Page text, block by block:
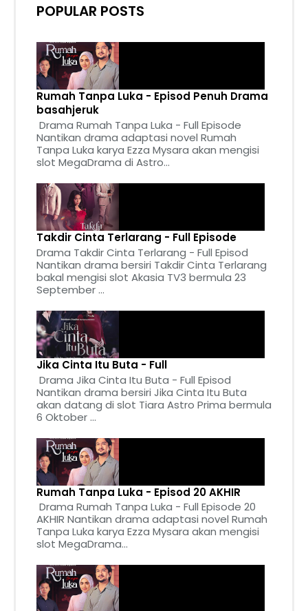
POPULAR POSTS
Rumah Tanpa Luka - Episod Penuh Drama
basahjeruk
Drama Rumah Tanpa Luka - Full Episode
Nantikan drama adaptasi novel Rumah
Tanpa Luka karya Ezza Mysara akan mengisi
slot MegaDrama di Astro...
Takdir Cinta Terlarang - Full Episode
Drama Takdir Cinta Terlarang - Full Episod
Nantikan drama bersiri Takdir Cinta Terlarang
bakal mengisi slot Akasia TV3 bermula 23
September ...
Jika Cinta Itu Buta - Full
Drama Jika Cinta Itu Buta - Full Episod
Nantikan drama bersiri Jika Cinta Itu Buta
akan datang di slot Tiara Astro Prima bermula
6 Oktober ...
Rumah Tanpa Luka - Episod 20 AKHIR
Drama Rumah Tanpa Luka - Full Episode 20
AKHIR Nantikan drama adaptasi novel Rumah
Tanpa Luka karya Ezza Mysara akan mengisi
slot MegaDrama...